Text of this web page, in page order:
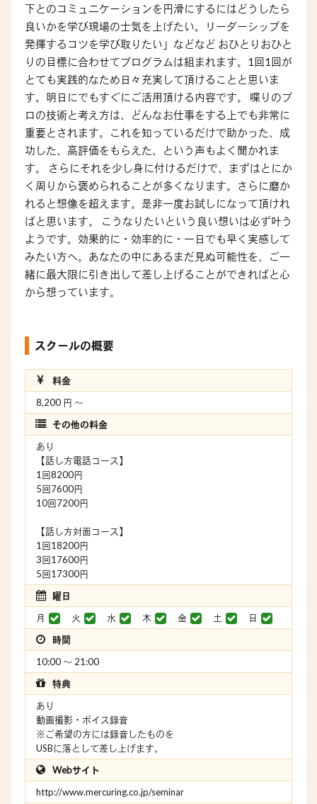
下とのコミュニケーションを円滑にするにはどうしたら
良いかを学び現場の士気を上げたい。リーダーシップを
発揮するコツを学び取りたい」などなど おひとりおひと
りの目標に合わせてプログラムは組まれます。1回1回が
とても実践的なため日々充実して頂けることと思いま
す。明日にでもすぐにご活用頂ける内容です。 喋りのプ
ロの技術と考え方は、どんなお仕事をする上でも非常に
重要とされます。これを知っているだけで助かった、成
功した、高評価をもらえた、という声もよく聞かれま
す。 さらにそれを少し身に付けるだけで、まずはとにか
く周りから褒められることが多くなります。さらに磨か
れると想像を超えます。是非一度お試しになって頂けれ
ばと思います。 こうなりたいという良い想いは必ず叶う
ようです。効果的に・効率的に・一日でも早く実感して
みたい方へ。あなたの中にあるまだ見ぬ可能性を、ご一
緒に最大限に引き出して差し上げることができればと心
から想っています。
スクールの概要
料金
8,200 円 〜
その他の料金
あり
【話し方電話コース】
1回8200円
5回7600円
10回7200円
【話し方対面コース】
1回18200円
3回17600円
5回17300円
曜日
月
火 水 木 金 土
日
時間
10:00 〜 21:00
特典
あり
動画撮影・ボイス録音
※ご希望の方には録音したものを
USBに落として差し上げます。
Webサイト
http://www.mercuring.co.jp/seminar